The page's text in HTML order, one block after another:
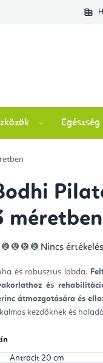
a rendelés állapotát
Egészség
méretben
A
termék
5-
ből
0,0
csillag.
Nincs értékelés
és robusztus labda.
és
átmozgatására és
kezdőknek és